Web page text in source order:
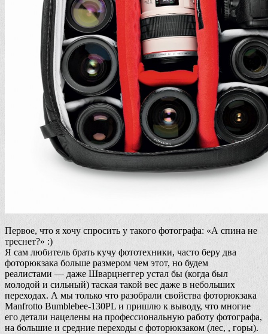
Первое, что я хочу спросить у такого фотографа: «А спина не
треснет?» :)
Я сам любитель брать кучу фототехники, часто беру два
фоторюкзака больше размером чем этот, но будем
реалистами — даже Шварцнеггер устал бы (когда был
молодой и сильный) таская такой вес даже в небольших
переходах. А мы только что разобрали свойства фоторюкзака
Manfrotto Bumblebee-130PL и пришлю к выводу, что многие
его детали нацелены на профессиональную работу фотографа,
на большие и средние переходы с фоторюкзаком (лес, , горы).